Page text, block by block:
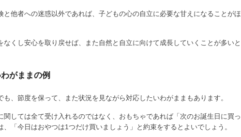
と他者への迷惑以外であれば、子どもの心の自立に必要な甘えになることがほ
くし安心を取り戻せば、また自然と自立に向けて成長していくことが多いと
がままの例
、節度を保って、また状況を見ながら対応したいわがままもあります。
関しては全て受け入れるのではなく、おもちゃであれば「次のお誕生日に買っ
「今日はおやつは1つだけ買いましょう」と約束をするとよいでしょう。